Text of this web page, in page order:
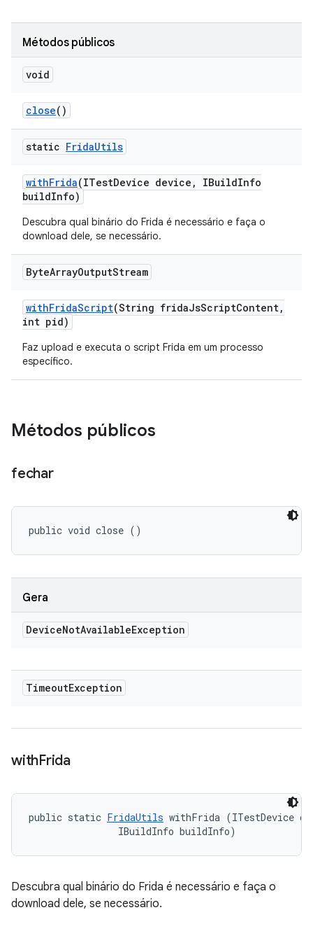
Métodos públicos
void
close()
static FridaUtils
withFrida(ITestDevice device , IBuildInfo
buildInfo)
Descubra qual binário do Frida é necessário e faça o
download dele, se necessário.
ByteArrayOutputStream
withFridaScript(String fridaJsScriptContent,
int pid)
Faz upload e executa o script Frida em um processo
específico.
Métodos públicos
fechar
public void close ()
Gera
DeviceNotAvailableException
TimeoutException
withFrida
public static FridaUtils withFrida (ITestDevice
                IBuildInfo buildInfo)
Descubra qual binário do Frida é necessário e faça o
download dele, se necessário.